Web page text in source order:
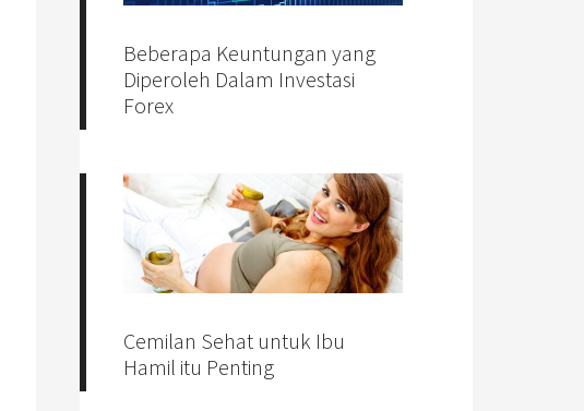
Beberapa Keuntungan yang
Diperoleh Dalam Investasi
Forex
Cemilan Sehat untuk Ibu
Hamil itu Penting